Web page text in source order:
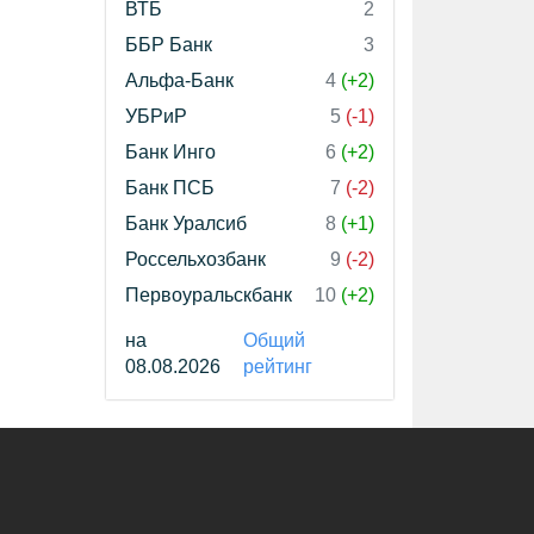
ВТБ
2
ББР Банк
3
Альфа-Банк
4 (+2)
УБРиР
5 (-1)
Банк Инго
6 (+2)
Банк ПСБ
7 (-2)
Банк Уралсиб
8 (+1)
Россельхозбанк
9 (-2)
Первоуральскбанк
10 (+2)
на
08.08.2026
Общий
рейтинг